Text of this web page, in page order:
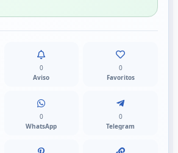
0
Aviso
0
Favoritos
0
WhatsApp
0
Telegram